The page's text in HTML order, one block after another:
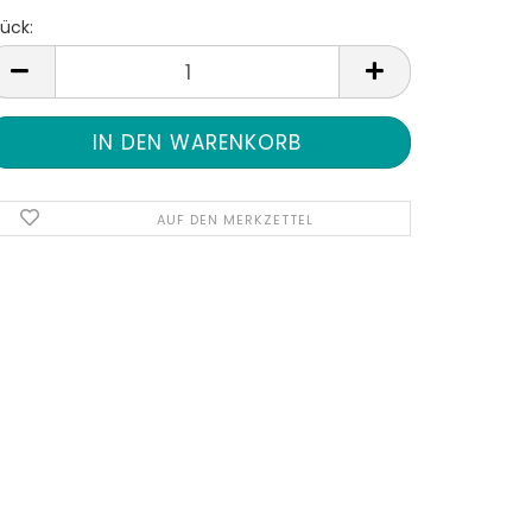
AUF DEN MERKZETTEL